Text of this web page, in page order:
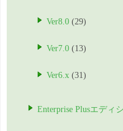
Ver8.0 (29)
Ver7.0 (13)
Ver6.x (31)
Enterprise Plusエディ